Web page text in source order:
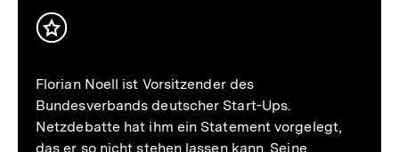
Inhalt
Florian Noell ist Vorsitzender des
Bundesverbands deutscher Start-Ups.
Netzdebatte hat ihm ein Statement vorgelegt,
das er so nicht stehen lassen kann. Seine